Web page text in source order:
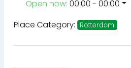
Open now: 00:00 - 00:00
Place Category: Rotterdam